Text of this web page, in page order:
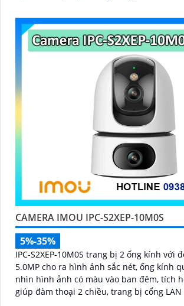
CAMERA IMOU IPC-S2XEP-10M0S
5%-35%
IPC-S2XEP-10M0S trang bị 2 ống kính với
5.0MP cho ra hình ảnh sắc nét, ống kính
nhìn hình ảnh có màu vào ban đêm, tích
giúp đàm thoại 2 chiều, trang bị cổng